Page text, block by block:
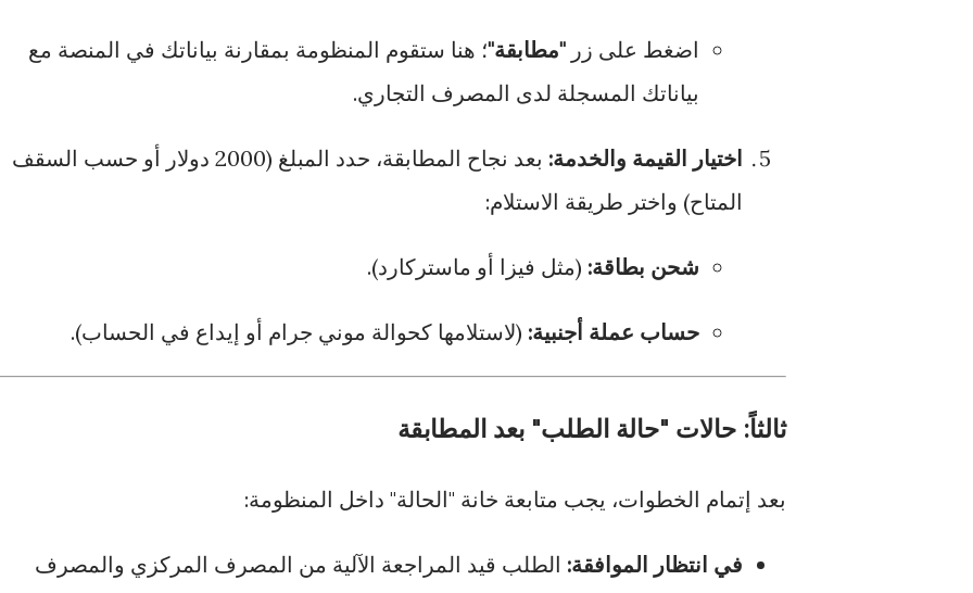
اضغط على زر "مطابقة"؛ هنا ستقوم المنظومة بمقارنة بياناتك في المنصة مع
بياناتك المسجلة لدى المصرف التجاري.
اختيار القيمة والخدمة:
بعد نجاح المطابقة، حدد المبلغ (2000 دولار أو حسب السقف
المتاح) واختر طريقة الاستلام:
شحن بطاقة: (مثل فيزا أو ماستركارد).
حساب عملة أجنبية: (لاستلامها كحوالة موني جرام أو إيداع في الحساب).
ثالثاً: حالات "حالة الطلب" بعد المطابقة
بعد إتمام الخطوات، يجب متابعة خانة "الحالة" داخل المنظومة:
في انتظار الموافقة: الطلب قيد المراجعة الآلية من المصرف المركزي والمصرف